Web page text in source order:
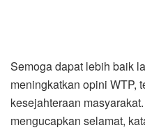
Semoga dapat lebih baik
meningkatkan opini WTP,
kesejahteraan
mengucapkan selamat,